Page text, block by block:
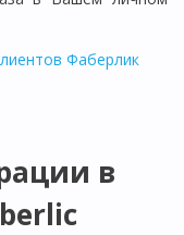
Фаберлик
в